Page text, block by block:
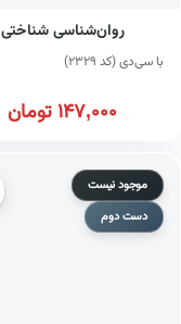
روان‌شناسی شناختی
با سی‌دی (کد ۲۳۲۹)
147,000تومان
موجود نیست
دست دوم